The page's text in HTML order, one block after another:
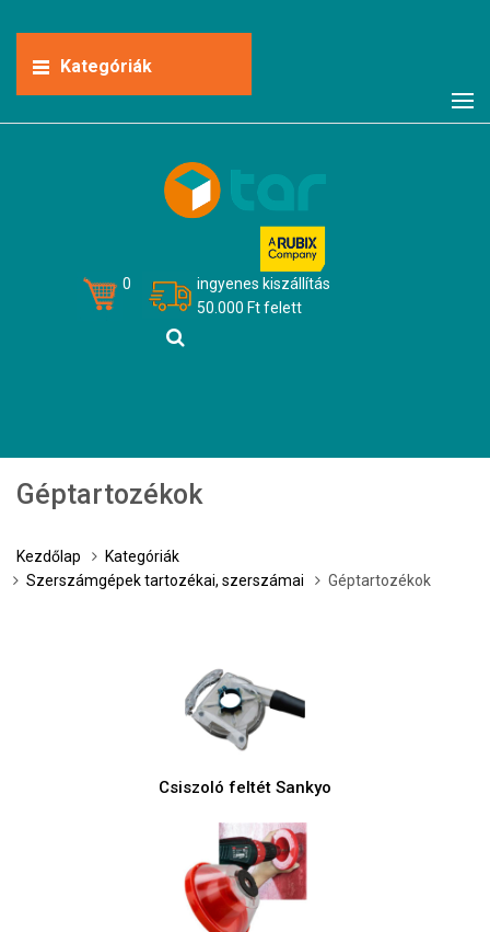
Kategóriák
0
ingyenes kiszállítás
50.000 Ft felett
Géptartozékok
Kezdőlap
Kategóriák
Szerszámgépek tartozékai, szerszámai
Géptartozékok
Csiszoló feltét Sankyo